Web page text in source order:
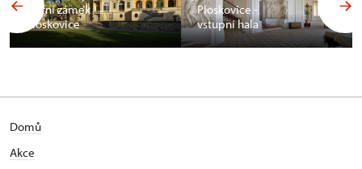
Státní zámek
Ploskovice
Ploskovice -
vstupní hala
Domů
Akce